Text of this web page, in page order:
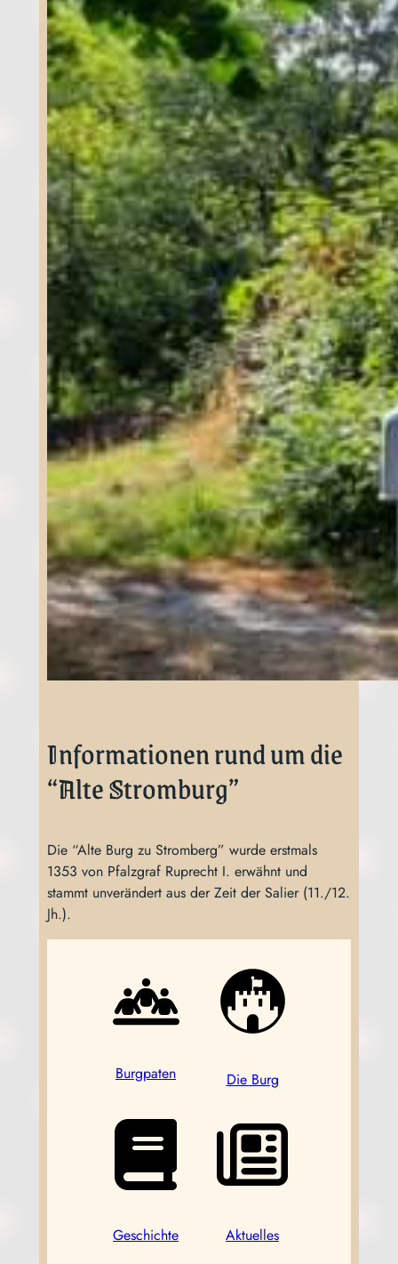
Informationen rund um die
“Alte Stromburg”
Die “Alte Burg zu Strom­berg” wur­de erst­mals
1353 von Pfalz­graf Ruprecht I. erwähnt und
stammt unver­än­dert aus der Zeit der Sali­er (11./12.
Jh.).
Burg­pa­ten Die Burg
Geschich­te Aktu­el­les